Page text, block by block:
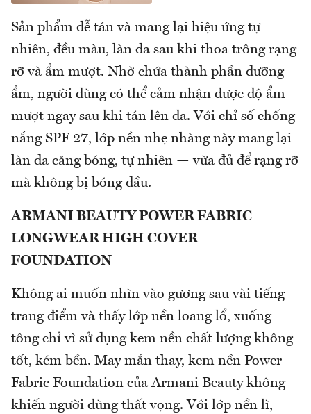
Sản phẩm dễ tán và mang lại hiệu ứng tự
nhiên, đều màu, làn da sau khi thoa trông rạng
rỡ và ẩm mượt. Nhờ chứa thành phần dưỡng
ẩm, người dùng có thể cảm nhận được độ ẩm
mượt ngay sau khi tán lên da. Với chỉ số chống
nắng SPF 27, lớp nền nhẹ nhàng này mang lại
làn da căng bóng, tự nhiên — vừa đủ để rạng rỡ
mà không bị bóng dầu.
ARMANI BEAUTY POWER FABRIC
LONGWEAR HIGH COVER
FOUNDATION
Không ai muốn nhìn vào gương sau vài tiếng
trang điểm và thấy lớp nền loang lổ, xuống
tông chỉ vì sử dụng kem nền chất lượng không
tốt, kém bền. May mắn thay, kem nền Power
Fabric Foundation của Armani Beauty không
khiến người dùng thất vọng. Với lớp nền lì,